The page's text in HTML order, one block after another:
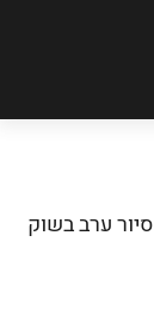
סיור ערב בשוק